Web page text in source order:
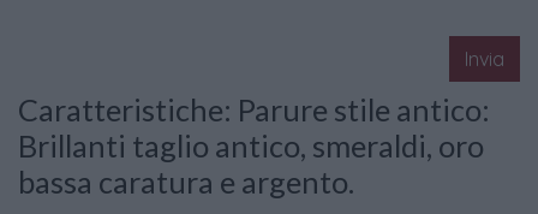
Invia
Caratteristiche: Parure stile antico:
Brillanti taglio antico, smeraldi, oro
bassa caratura e argento.